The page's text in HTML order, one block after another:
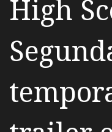
High